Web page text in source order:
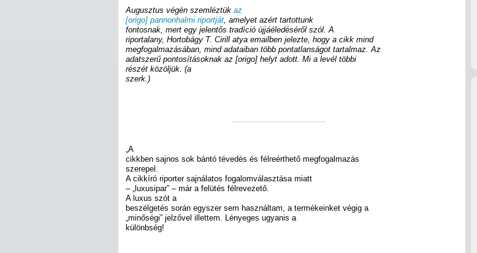
Augusztus végén szemléztük az
[origo] pannonhalmi riportját, amelyet azért tartottunk
fontosnak, mert egy jelentős tradíció újjáéledéséről szól. A
riportalany, Hortobágy T. Cirill atya emailben jelezte, hogy a cikk mind
megfogalmazásában, mind adataiban több pontatlanságot tartalmaz. Az
adatszerű pontosításoknak az [origo] helyt adott. Mi a levél többi
részét közöljük. (a
szerk.)
„A
cikkben sajnos sok bántó tévedés és félreérthető megfogalmazás
szerepel.
A cikkíró riporter sajnálatos fogalomválasztása miatt
– „luxusipar” – már a felütés félrevezető.
A luxus szót a
beszélgetés során egyszer sem használtam, a termékeinket végig a
„minőségi” jelzővel illettem. Lényeges ugyanis a
különbség!